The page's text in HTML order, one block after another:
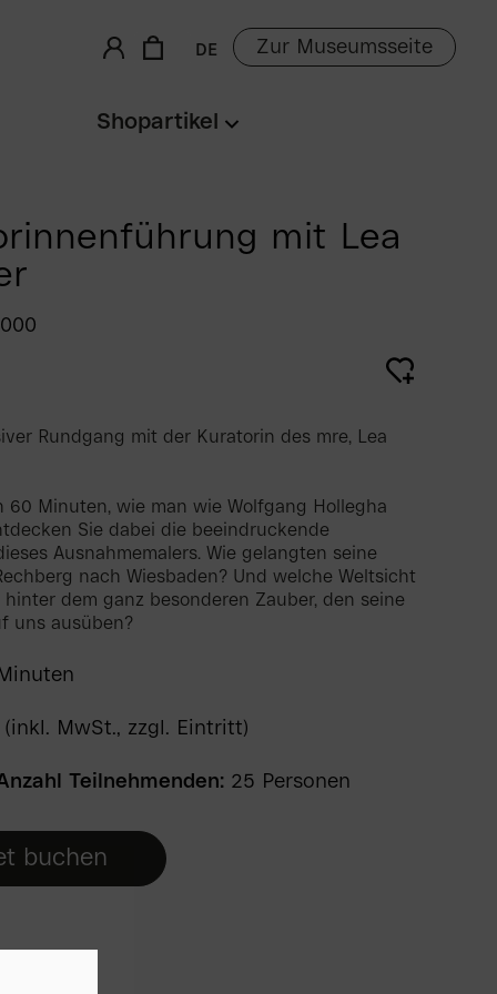
DE Zur Museumsseite
Shopartikel
mit Lea
Rundgang mit der Kuratorin des mre, Lea
60 Minuten, wie man wie Wolfgang Hollegha
Sie dabei die beeindruckende
Ausnahmemalers. Wie gelangten seine
nach Wiesbaden? Und welche Weltsicht
dem ganz besonderen Zauber, den seine
uns ausüben?
MwSt., zzgl. Eintritt)
Teilnehmenden: 25 Personen
buchen